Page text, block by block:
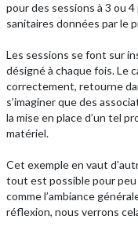
pour des sessions à 3 ou
sanitaires données par le
Les sessions se font sur
désigné à chaque fois. Le
correctement, retourne
s’imaginer que des
la mise en place d’un tel
matériel.
Cet exemple en vaut
tout est possible pour peu
comme l’ambiance
réflexion, nous verrons